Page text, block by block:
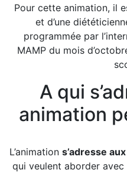
Pour cette animation, il
et d’une
programmée par
MAMP du mois
A qui
animation
L’animation s’adresse
qui veulent aborder